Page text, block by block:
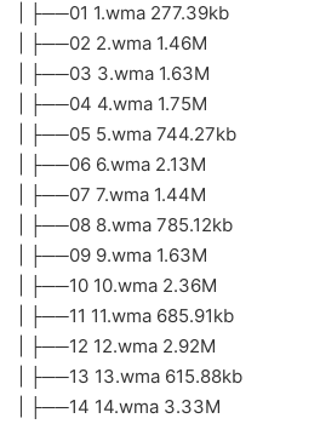
| ├──01 1.wma 277.39kb
| ├──02 2.wma 1.46M
| ├──03 3.wma 1.63M
| ├──04 4.wma 1.75M
| ├──05 5.wma 744.27kb
| ├──06 6.wma 2.13M
| ├──07 7.wma 1.44M
| ├──08 8.wma 785.12kb
| ├──09 9.wma 1.63M
| ├──10 10.wma 2.36M
| ├──11 11.wma 685.91kb
| ├──12 12.wma 2.92M
| ├──13 13.wma 615.88kb
| ├──14 14.wma 3.33M